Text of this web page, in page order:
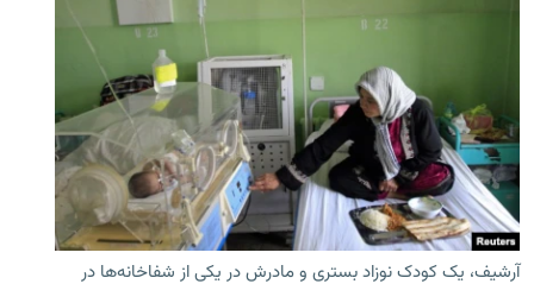
آرشیف، یک کودک نوزاد بستری و مادرش در یکی از شفاخانه‌ها در